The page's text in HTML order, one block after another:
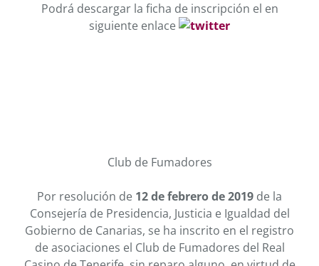
Podrá descargar la ficha de inscripción el en
siguiente enlace
Club de Fumadores
Por resolución de 12 de febrero de 2019 de la
Consejería de Presidencia, Justicia e Igualdad del
Gobierno de Canarias, se ha inscrito en el registro
de asociaciones el Club de Fumadores del Real